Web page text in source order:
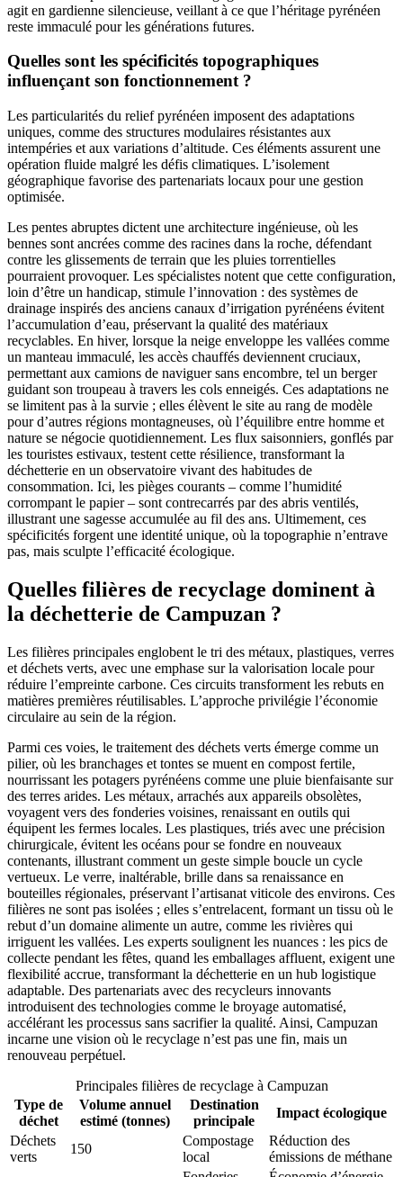
agit en gardienne silencieuse, veillant à ce que l’héritage pyrénéen
reste immaculé pour les générations futures.
Quelles sont les spécificités topographiques
influençant son fonctionnement ?
Les particularités du relief pyrénéen imposent des adaptations
uniques, comme des structures modulaires résistantes aux
intempéries et aux variations d’altitude. Ces éléments assurent une
opération fluide malgré les défis climatiques. L’isolement
géographique favorise des partenariats locaux pour une gestion
optimisée.
Les pentes abruptes dictent une architecture ingénieuse, où les
bennes sont ancrées comme des racines dans la roche, défendant
contre les glissements de terrain que les pluies torrentielles
pourraient provoquer. Les spécialistes notent que cette configuration,
loin d’être un handicap, stimule l’innovation : des systèmes de
drainage inspirés des anciens canaux d’irrigation pyrénéens évitent
l’accumulation d’eau, préservant la qualité des matériaux
recyclables. En hiver, lorsque la neige enveloppe les vallées comme
un manteau immaculé, les accès chauffés deviennent cruciaux,
permettant aux camions de naviguer sans encombre, tel un berger
guidant son troupeau à travers les cols enneigés. Ces adaptations ne
se limitent pas à la survie ; elles élèvent le site au rang de modèle
pour d’autres régions montagneuses, où l’équilibre entre homme et
nature se négocie quotidiennement. Les flux saisonniers, gonflés par
les touristes estivaux, testent cette résilience, transformant la
déchetterie en un observatoire vivant des habitudes de
consommation. Ici, les pièges courants – comme l’humidité
corrompant le papier – sont contrecarrés par des abris ventilés,
illustrant une sagesse accumulée au fil des ans. Ultimement, ces
spécificités forgent une identité unique, où la topographie n’entrave
pas, mais sculpte l’efficacité écologique.
Quelles filières de recyclage dominent à
la déchetterie de Campuzan ?
Les filières principales englobent le tri des métaux, plastiques, verres
et déchets verts, avec une emphase sur la valorisation locale pour
réduire l’empreinte carbone. Ces circuits transforment les rebuts en
matières premières réutilisables. L’approche privilégie l’économie
circulaire au sein de la région.
Parmi ces voies, le traitement des déchets verts émerge comme un
pilier, où les branchages et tontes se muent en compost fertile,
nourrissant les potagers pyrénéens comme une pluie bienfaisante sur
des terres arides. Les métaux, arrachés aux appareils obsolètes,
voyagent vers des fonderies voisines, renaissant en outils qui
équipent les fermes locales. Les plastiques, triés avec une précision
chirurgicale, évitent les océans pour se fondre en nouveaux
contenants, illustrant comment un geste simple boucle un cycle
vertueux. Le verre, inaltérable, brille dans sa renaissance en
bouteilles régionales, préservant l’artisanat viticole des environs. Ces
filières ne sont pas isolées ; elles s’entrelacent, formant un tissu où le
rebut d’un domaine alimente un autre, comme les rivières qui
irriguent les vallées. Les experts soulignent les nuances : les pics de
collecte pendant les fêtes, quand les emballages affluent, exigent une
flexibilité accrue, transformant la déchetterie en un hub logistique
adaptable. Des partenariats avec des recycleurs innovants
introduisent des technologies comme le broyage automatisé,
accélérant les processus sans sacrifier la qualité. Ainsi, Campuzan
incarne une vision où le recyclage n’est pas une fin, mais un
renouveau perpétuel.
Principales filières de recyclage à Campuzan
Type de
déchet
Volume annuel
estimé (tonnes)
Destination
principale
Impact écologique
Déchets
verts
150
Compostage
local
Réduction des
émissions de méthane